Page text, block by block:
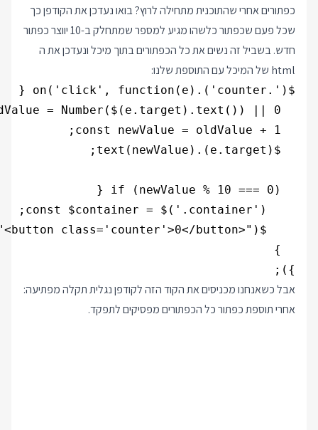
כפתורים אחרי שהתוכנית מתחילה לרוץ? בואו נעדכן את הקודפן כך
שכל פעם שכפתור כלשהו מגיע למספר שמתחלק ב-10 יווצר כפתור
חדש. בשביל זה נשים את כל הכפתורים בתוך מיכל ונעדכן את ה
html של המיכל עם התוספת שלנו:
});
אבל כשאנחנו מכניסים את הקוד הזה לקודפן נגלית תקלה מפתיעה:
אחרי תוספת כפתור כל הכפתורים מפסיקים לתפקד.